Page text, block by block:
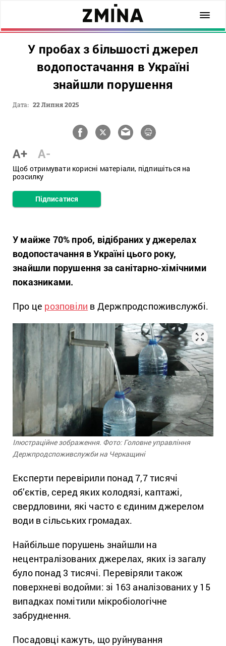
У пробах з більшості джерел
водопостачання в Україні
знайшли порушення
Дата: 22 Липня 2025
A+ A-
Щоб отримувати корисні матеріали, підпишіться на
розсилку
Підписатися
У майже 70% проб, відібраних у джерелах
водопостачання в Україні цього року,
знайшли порушення за санітарно-хімічними
показниками.
Про це розповіли в Держпродспоживслужбі.
Ілюстраційне зображення. Фото: Головне управління
Держпродспоживслужби на Черкащині
Експерти перевірили понад 7,7 тисячі
об’єктів, серед яких колодязі, каптажі,
свердловини, які часто є єдиним джерелом
води в сільських громадах.
Найбільше порушень знайшли на
нецентралізованих джерелах, яких із загалу
було понад 3 тисячі. Перевіряли також
поверхневі водойми: зі 163 аналізованих у 15
випадках помітили мікробіологічне
забруднення.
Посадовці кажуть, що руйнування